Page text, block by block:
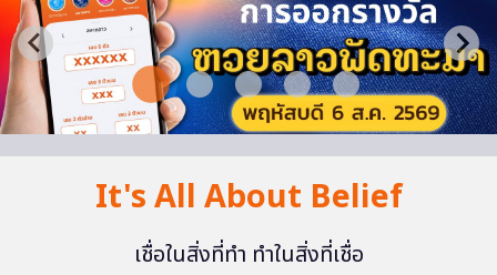
It's All About Belief
เชื่อในสิ่งที่ทำ ทำในสิ่งที่เชื่อ